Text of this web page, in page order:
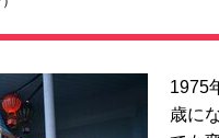
1975
歳に